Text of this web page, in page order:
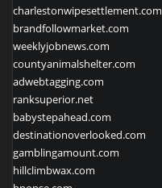
charlestonwipesettlement.com
brandfollowmarket.com
weeklyjobnews.com
countyanimalshelter.com
adwebtagging.com
ranksuperior.net
babystepahead.com
destinationoverlooked.com
gamblingamount.com
hillclimbwax.com